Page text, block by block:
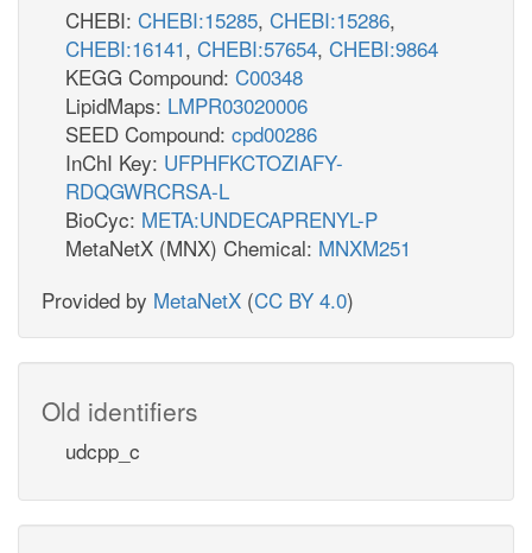
CHEBI: CHEBI:15285, CHEBI:15286,
CHEBI:16141, CHEBI:57654, CHEBI:9864
KEGG Compound: C00348
LipidMaps: LMPR03020006
SEED Compound: cpd00286
InChI Key: UFPHFKCTOZIAFY-
RDQGWRCRSA-L
BioCyc: META:UNDECAPRENYL-P
MetaNetX (MNX) Chemical: MNXM251
Provided by MetaNetX (CC BY 4.0)
Old identifiers
udcpp_c